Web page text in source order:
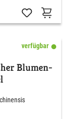
verfügbar
Blumen-